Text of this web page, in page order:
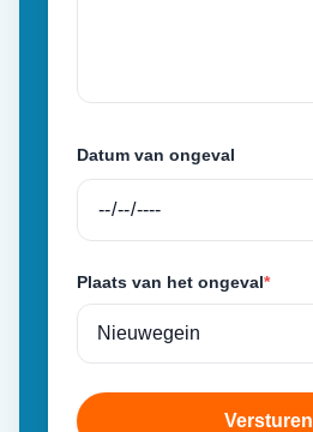
Datum van ongeval
Plaats van het ongeval*
Versturen